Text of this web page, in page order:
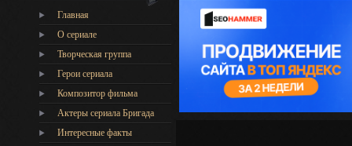
Главная
О сериале
Творческая группа
Герои сериала
Композитор фильма
Актеры сериала Бригада
Интересные факты